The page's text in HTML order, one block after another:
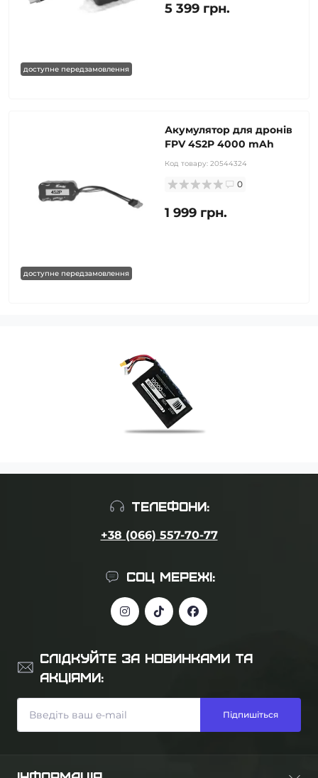
доступне передзамовлення
5 399 грн.
доступне передзамовлення
Акумулятор для дронів
FPV 4S2P 4000 mAh
Код товару: 20544324
0
1 999 грн.
ТЕЛЕФОНИ:
+38 (066) 557-70-77
СОЦ МЕРЕЖІ:
СЛІДКУЙТЕ ЗА НОВИНКАМИ ТА
АКЦІЯМИ:
Підпишіться